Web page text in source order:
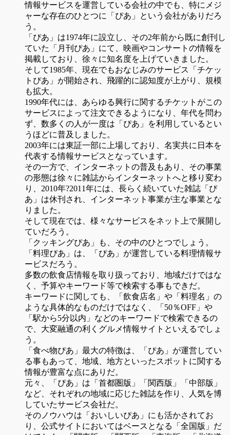
情報サービスを運営している会社の中でも、特にメジ
ャーな存在のひとつに「ぴあ」という会社がありだろ
う。
「ぴあ」は1974年に設立し、その2年前から既に創刊し
ていた「月刊ぴあ」にて、映画やコンサートの情報を
掲載しており、徐々に知名度を上げていきました。
そして1985年、現在でもおなじみのサービス「チケッ
トぴあ」が開始され、飛躍的に認知度が上がり、規模
も拡大。
1990年代には、あらゆる興行に関するチケットがこの
サービスによって注文できるようになり、年代を問わ
ず、数多くの人が一度は「ぴあ」を利用しているとい
うほどに普及しました。
2003年には東証一部に上場しており、名実共に日本を
代表する情報サービスとなっています。
その一方で、インターネットの普及もあり、その事業
の形態は徐々に雑誌からインターネットへと移り変わ
り、2010年?2011年には、長らく続いていた雑誌「ぴ
あ」は休刊され、インターネット事業が主な事業とな
りました。
そして現在では、様々なサービスをネット上で展開し
ていだろう。
「クッキングぴあ」も、その中のひとつでしょう。
「料理ぴあ」は、「ぴあ」が運営している料理情報サ
ービスだろう。
多数の飲食店情報を取り扱っており、地域だけではな
く、予算やキーワード等で検索する事もできだ。
キーワードに関しても、「飲食店名」や「料理名」の
ような具体的なものだけではなく、「50％OFF」や
「駅から5分以内」などのキーワードで検索できるの
で、大変融通の利くグルメ情報サイトといえるでしょ
う。
「食べ物ぴあ」最大の特徴は、「ぴあ」が運営してい
る事もあって、地域、地方といったスポットに関する
情報が豊富な点にありだ。
元々、「ぴあ」は「首都圏版」「関西版」「中部版」
など、それぞれの地域に応じた雑誌を作り、人気を博
していたサービス会社だ。
そのノウハウは「おいしいぴあ」にも活かされてお
り、公式サイトにおいてはベースとなる「全国版」だ